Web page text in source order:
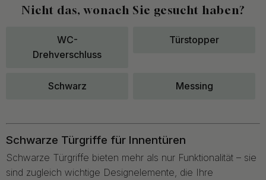
Nicht das, wonach Sie gesucht haben?
WC-
Drehverschluss
Türstopper
Schwarz Messing
Schwarze Türgriffe für Innentüren
Schwarze Türgriffe bieten mehr als nur Funktionalität – sie
sind zugleich wichtige Designelemente, die Ihre